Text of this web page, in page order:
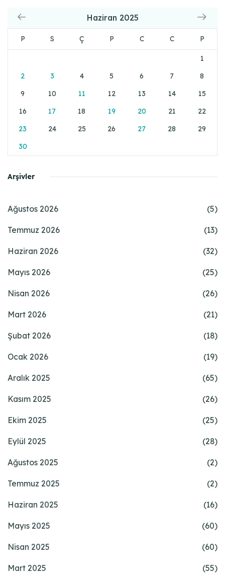
Haziran 2025
P S Ç P C C P
1
2
3 4 5 6 7
8
9
10 11 12 13 14
15
16
17 18 19 20 21
22
23
24 25 26 27 28
29
30
Arşivler
Ağustos 2026 (5)
Temmuz 2026 (13)
Haziran 2026 (32)
Mayıs 2026 (25)
Nisan 2026 (26)
Mart 2026 (21)
Şubat 2026 (18)
Ocak 2026 (19)
Aralık 2025 (65)
Kasım 2025 (26)
Ekim 2025 (25)
Eylül 2025 (28)
Ağustos 2025 (2)
Temmuz 2025 (2)
Haziran 2025 (16)
Mayıs 2025 (60)
Nisan 2025 (60)
Mart 2025 (55)